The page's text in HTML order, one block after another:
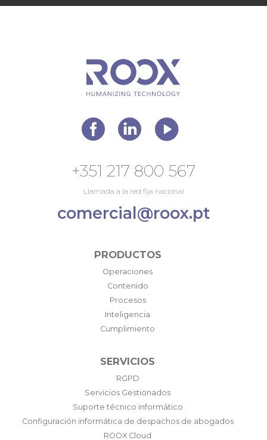
+351 217 800 567
Llamada a la red fija nacional
comercial@roox.pt
PRODUCTOS
Operaciones
Contenido
Procesos
Inteligencia
Cumplimiento
SERVICIOS
RGPD
Servicios Gestionados
Suporte técnico informático
Configuración informática de despachos de abogados
ROOX Cloud